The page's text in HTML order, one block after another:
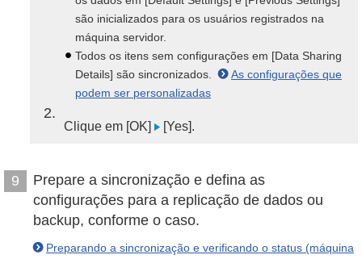
são inicializados para os usuários registrados na
máquina servidor.
Todos os itens sem configurações em [Data Sharing
Details] são sincronizados.
As configurações que
podem ser personalizadas
2
Clique em [OK] [Yes].
9
Prepare a sincronização e defina as
configurações para a replicação de dados ou
backup, conforme o caso.
Preparando a sincronização e verificando o status (máquina